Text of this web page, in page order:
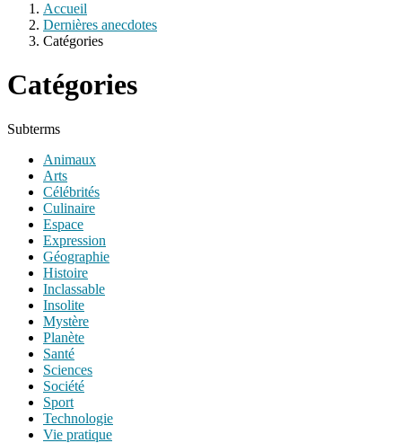
Accueil
Dernières anecdotes
Catégories
Catégories
Subterms
Animaux
Arts
Célébrités
Culinaire
Espace
Expression
Géographie
Histoire
Inclassable
Insolite
Mystère
Planète
Santé
Sciences
Société
Sport
Technologie
Vie pratique